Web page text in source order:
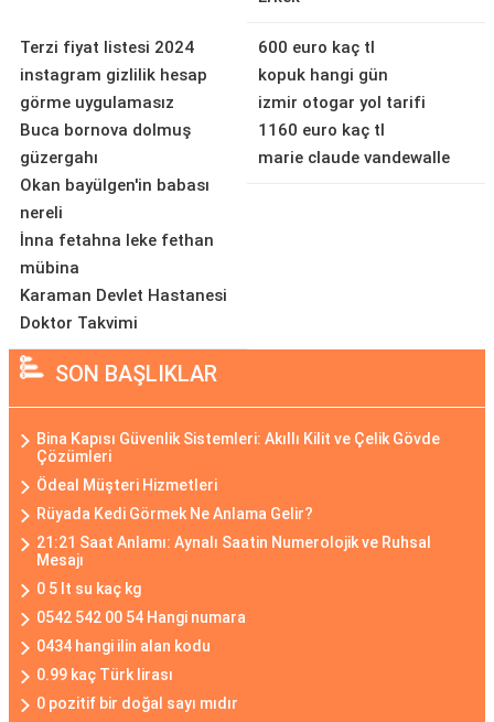
Terzi fiyat listesi 2024
instagram gizlilik hesap
görme uygulamasız
Buca bornova dolmuş
güzergahı
Okan bayülgen'in babası
nereli
İnna fetahna leke fethan
mübina
Karaman Devlet Hastanesi
Doktor Takvimi
600 euro kaç tl
kopuk hangi gün
izmir otogar yol tarifi
1160 euro kaç tl
marie claude vandewalle
SON BAŞLIKLAR
Bina Kapısı Güvenlik Sistemleri: Akıllı Kilit ve Çelik Gövde
Çözümleri
Ödeal Müşteri Hizmetleri
Rüyada Kedi Görmek Ne Anlama Gelir?
21:21 Saat Anlamı: Aynalı Saatin Numerolojik ve Ruhsal
Mesajı
0 5 lt su kaç kg
0542 542 00 54 Hangi numara
0434 hangi ilin alan kodu
0.99 kaç Türk lirası
0 pozitif bir doğal sayı mıdır